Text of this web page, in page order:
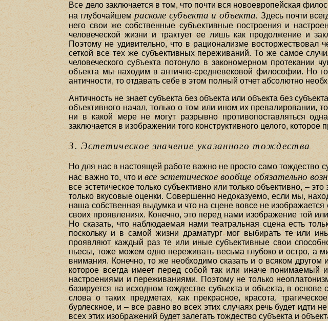
Все дело заключается в том, что почти вся новоевропейская
на глубочайшемрасколе субъекта и объекта.Здесь почти
него свои же собственные субъективные построения и
человеческой жизни и трактует ее лишь как продолжение и
Поэтому не удивительно, что в рационализме восторжествовал
сеткой все тех же субъективных переживаний. То же самое
человеческого субъекта потонуло в закономерном
объекта мы находим в антично-средневековой философии. Но
античности, то отдавать себе в этом полный отчет абсолютно
Античность не знает субъекта без объекта или объекта без
объективного начал, только о том или ином их превалировании,
ни в какой мере не могут разрывно противопоставляться
заключается в изображении того конструктивного целого,
3. Эстетическое значение указанного тождества
Но для нас в настоящей работе важно не просто само тождество
нас важно то, что ивсе эстетическое вообще обязательно
все эстетическое только субъективно или только объективно, –
только вкусовые оценки. Совершенно недоказуемо, если мы,
наша собственная выдумка и что на сцене вовсе не
своих проявлениях. Конечно, это перед нами изображение той
Но сказать, что наблюдаемая нами театральная сцена есть
поскольку и в самой жизни драматург мог выбирать те или
проявляют каждый раз те или иные субъективные свои
пьесы, тоже можем одно переживать весьма глубоко и остро, а
внимания. Конечно, то же необходимо сказать и о всяком
которое всегда имеет перед собой так или иначе понимаемый
настроениями и переживаниями. Поэтому не только
базируется на исходном тождестве субъекта и объекта, в
слова о таких предметах, как прекрасное, красота,
бурлескное, и – все равно во всех этих случаях речь будет
всех этих изображений будет залегать тождество субъекта и